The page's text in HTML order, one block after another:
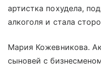
артистка похудела,
алкоголя и стала
Мария Кожевникова.
сыновей с